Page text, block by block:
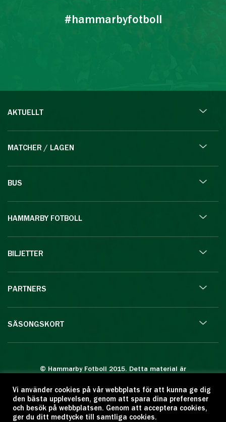
#hammarbyfotboll
AKTUELLT
MATCHER / LAGEN
BUS
HAMMARBY FOTBOLL
BILJETTER
PARTNERS
SÄSONGSKORT
© Hammarby Fotboll 2015. Detta material är
Eftertryck eller annan kopiering är förbjuden.
Citera oss gärna men ange källan:
www.hammarbyfotboll.se. Ansvarig utgivare:
Vi använder cookies på vår webbplats för att kunna ge dig
den bästa upplevelsen, genom att spara dina preferenser
och besök på webbplatsen. Genom att acceptera cookies,
ger du ditt medtycke till samtliga cookies.